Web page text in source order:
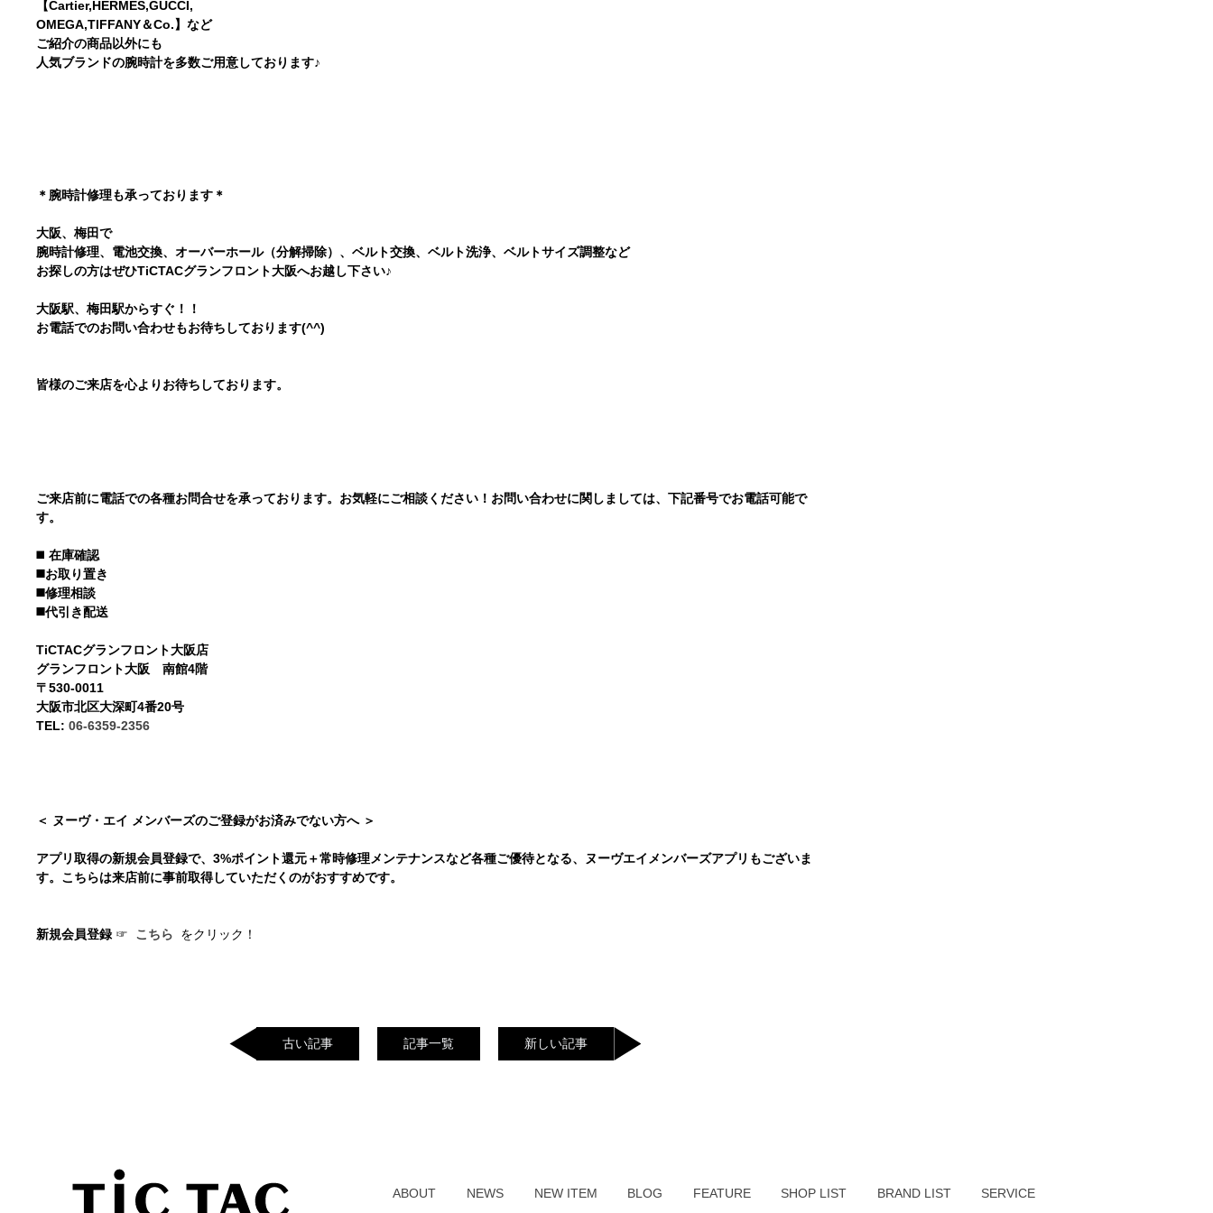
【Cartier,HERMES,GUCCI,
OMEGA,TlFFANY＆Co.】など
ご紹介の商品以外にも
人気ブランドの腕時計を多数ご用意しております♪
＊腕時計修理も承っております＊
大阪、梅田で
腕時計修理、電池交換、オーバーホール（分解掃除）、ベルト交換、ベルト洗浄、ベルトサイズ調整など
お探しの方はぜひTiCTACグランフロント大阪へお越し下さい♪
大阪駅、梅田駅からすぐ！！
お電話でのお問い合わせもお待ちしております(^^)
皆様のご来店を心よりお待ちしております。
ご来店前に電話での各種お問合せを承っております。お気軽にご相談ください！お問い合わせに関しましては、下記番号でお電話可能で
す。
◼️在庫確認
◼️お取り置き
◼️修理相談
◼️代引き配送
TiCTACグランフロント大阪店
グランフロント大阪 南館4階
〒530-0011
大阪市北区大深町4番20号
TEL:06-6359-2356
＜ ヌーヴ・エイ メンバーズのご登録がお済みでない方へ ＞
アプリ取得の新規会員登録で、3%ポイント還元＋常時修理メンテナンスなど各種ご優待となる、ヌーヴエイメンバーズアプリもございま
す。こちらは来店前に事前取得していただくのがおすすめです。
新規会員登録 ☞ こちら をクリック！
古い記事 記事一覧 新しい記事
ABOUT NEWS NEW ITEM BLOG FEATURE SHOP LIST BRAND LIST SERVICE